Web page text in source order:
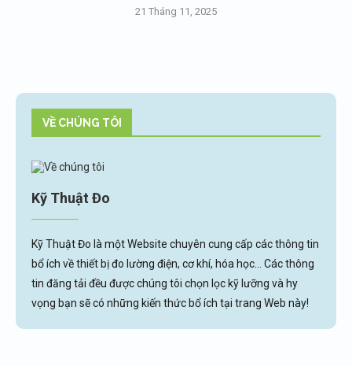
21 Tháng 11, 2025
VỀ CHÚNG TÔI
Kỹ Thuật Đo
Kỹ Thuật Đo là một Website chuyên cung cấp các thông tin
bổ ích về thiết bị đo lường điện, cơ khí, hóa học... Các thông
tin đăng tải đều được chúng tôi chọn lọc kỹ lưỡng và hy
vọng bạn sẽ có những kiến thức bổ ích tại trang Web này!